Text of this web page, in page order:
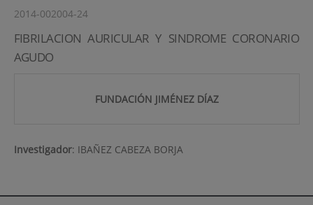
2014-002004-24
FIBRILACION AURICULAR Y SINDROME CORONARIO
AGUDO
FUNDACIÓN JIMÉNEZ DÍAZ
Investigador: IBAÑEZ CABEZA BORJA